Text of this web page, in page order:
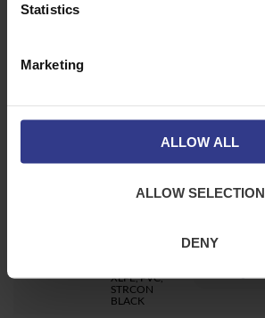
Statistics
Marketing
ALLOW ALL
ALLOW SELECTION
DENY
3X25, ALU,
STRCON
XLPE, PVC,
STRCON
BLACK